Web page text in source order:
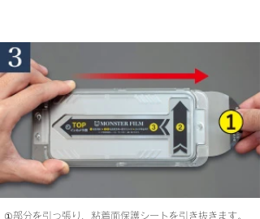
①部分を引っ張り、粘着面保護シートを引き抜きます。